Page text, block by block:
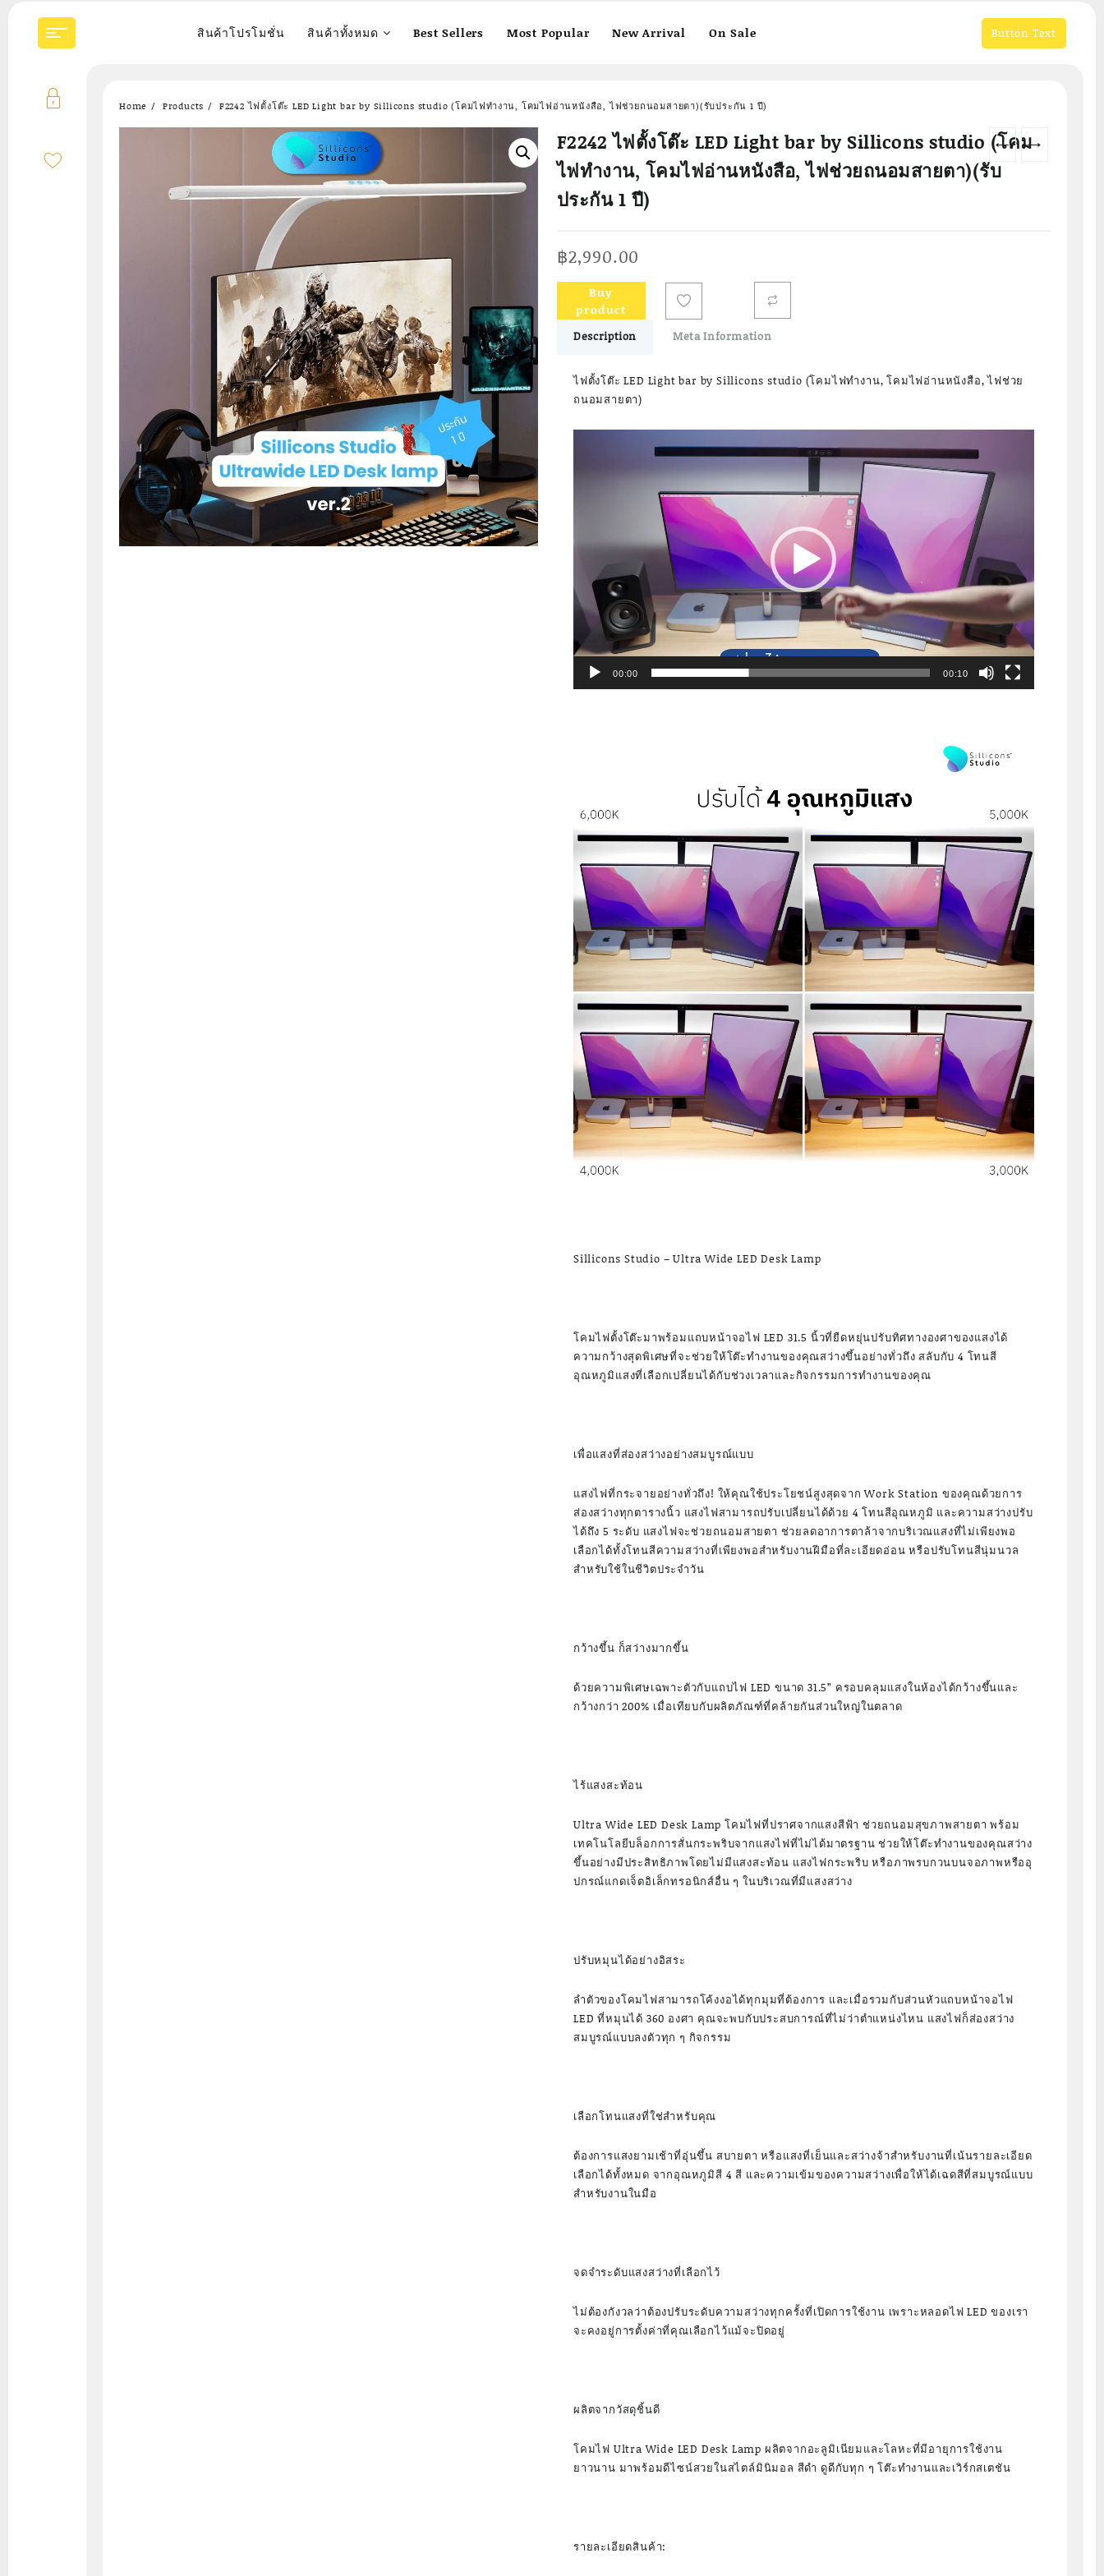
content
สินค้าโปรโมชั่น สินค้าทั้งหมด Best Sellers Most Popular New Arrival On Sale Button Text
Home Products F2242 ไฟตั้งโต๊ะ LED Light bar by Sillicons studio (โคมไฟทำงาน, โคมไฟอ่านหนังสือ, ไฟช่วยถนอมสายตา)(รับประกัน 1 ปี)
← →
F2242 ไฟตั้งโต๊ะ LED Light bar by Sillicons studio (โคม
ไฟทำงาน, โคมไฟอ่านหนังสือ, ไฟช่วยถนอมสายตา)(รับ
ประกัน 1 ปี)
฿2,990.00
Buy
product
Description Meta Information
ไฟตั้งโต๊ะ LED Light bar by Sillicons studio (โคมไฟทำงาน, โคมไฟอ่านหนังสือ, ไฟช่วย
ถนอมสายตา)
00:00 00:10
Sillicons Studio – Ultra Wide LED Desk Lamp
โคมไฟตั้งโต๊ะมาพร้อมแถบหน้าจอไฟ LED 31.5 นิ้วที่ยืดหยุ่นปรับทิศทางองศาของแสงได้
ความกว้างสุดพิเศษที่จะช่วยให้โต๊ะทำงานของคุณสว่างขึ้นอย่างทั่วถึง สลับกับ 4 โทนสี
อุณหภูมิแสงที่เลือกเปลี่ยนได้กับช่วงเวลาและกิจกรรมการทำงานของคุณ
เพื่อแสงที่ส่องสว่างอย่างสมบูรณ์แบบ
แสงไฟที่กระจายอย่างทั่วถึง! ให้คุณใช้ประโยชน์สูงสุดจาก Work Station ของคุณด้วยการ
ส่องสว่างทุกตารางนิ้ว แสงไฟสามารถปรับเปลี่ยนได้ด้วย 4 โทนสีอุณหภูมิ และความสว่างปรับ
ได้ถึง 5 ระดับ แสงไฟจะช่วยถนอมสายตา ช่วยลดอาการตาล้าจากบริเวณแสงที่ไม่เพียงพอ
เลือกได้ทั้งโทนสีความสว่างที่เพียงพอสำหรับงานฝีมือที่ละเอียดอ่อน หรือปรับโทนสีนุ่มนวล
สำหรับใช้ในชีวิตประจำวัน
กว้างขึ้น ก็สว่างมากขึ้น
ด้วยความพิเศษเฉพาะตัวกับแถบไฟ LED ขนาด 31.5” ครอบคลุมแสงในห้องได้กว้างขึ้นและ
กว้างกว่า 200% เมื่อเทียบกับผลิตภัณฑ์ที่คล้ายกันส่วนใหญ่ในตลาด
ไร้แสงสะท้อน
Ultra Wide LED Desk Lamp โคมไฟที่ปราศจากแสงสีฟ้า ช่วยถนอมสุขภาพสายตา พร้อม
เทคโนโลยีบล็อกการสั่นกระพริบจากแสงไฟที่ไม่ได้มาตรฐาน ช่วยให้โต๊ะทำงานของคุณสว่าง
ขึ้นอย่างมีประสิทธิภาพโดยไม่มีแสงสะท้อน แสงไฟกระพริบ หรือภาพรบกวนบนจอภาพหรืออุ
ปกรณ์แกดเจ็ตอิเล็กทรอนิกส์อื่น ๆ ในบริเวณที่มีแสงสว่าง
ปรับหมุนได้อย่างอิสระ
ลำตัวของโคมไฟสามารถโค้งงอได้ทุกมุมที่ต้องการ และเมื่อรวมกับส่วนหัวแถบหน้าจอไฟ
LED ที่หมุนได้ 360 องศา คุณจะพบกับประสบการณ์ที่ไม่ว่าตำแหน่งไหน แสงไฟก็ส่องสว่าง
สมบูรณ์แบบลงตัวทุก ๆ กิจกรรม
เลือกโทนแสงที่ใช่สำหรับคุณ
ต้องการแสงยามเช้าที่อุ่นขึ้น สบายตา หรือแสงที่เย็นและสว่างจ้าสำหรับงานที่เน้นรายละเอียด
เลือกได้ทั้งหมด จากอุณหภูมิสี 4 สี และความเข้มของความสว่างเพื่อให้ได้เฉดสีที่สมบูรณ์แบบ
สำหรับงานในมือ
จดจำระดับแสงสว่างที่เลือกไว้
ไม่ต้องกังวลว่าต้องปรับระดับความสว่างทุกครั้งที่เปิดการใช้งาน เพราะหลอดไฟ LED ของเรา
จะคงอยู่การตั้งค่าที่คุณเลือกไว้แม้จะปิดอยู่
ผลิตจากวัสดุชิ้นดี
โคมไฟ Ultra Wide LED Desk Lamp ผลิตจากอะลูมิเนียมและโลหะที่มีอายุการใช้งาน
ยาวนาน มาพร้อมดีไซน์สวยในสไตล์มินิมอล สีดำ ดูดีกับทุก ๆ โต๊ะทำงานและเวิร์กสเตชัน
รายละเอียดสินค้า: